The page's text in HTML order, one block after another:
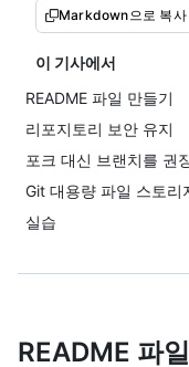
Markdown으로 복사
이 기사에서
README 파일 만들기
리포지토리 보안 유지
포크 대신 브랜치를 권
Git 대용량 파일 스토리
실습
README 파